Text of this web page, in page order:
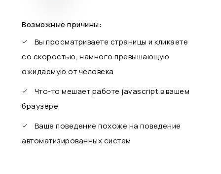
Возможные причины:
Вы просматриваете страницы и кликаете
со скоростью, намного превышающую
ожидаемую от человека
Что-то мешает работе javascript в вашем
браузере
Ваше поведение похоже на поведение
автоматизированных систем